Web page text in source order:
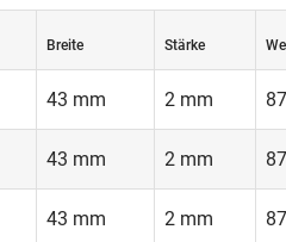
Breite Stärke
43 mm 2 mm
43 mm 2 mm
43 mm 2 mm